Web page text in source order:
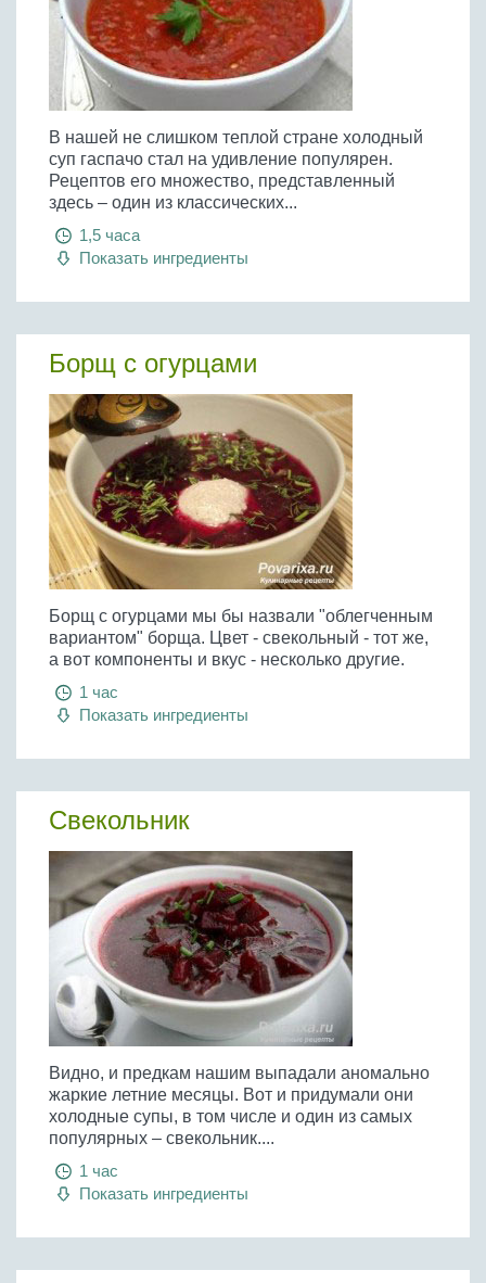
В нашей не слишком теплой стране холодный
суп гаспачо стал на удивление популярен.
Рецептов его множество, представленный
здесь – один из классических...
1,5 часа
Показать ингредиенты
Борщ с огурцами
Борщ с огурцами мы бы назвали "облегченным
вариантом" борща. Цвет - свекольный - тот же,
а вот компоненты и вкус - несколько другие.
1 час
Показать ингредиенты
Свекольник
Видно, и предкам нашим выпадали аномально
жаркие летние месяцы. Вот и придумали они
холодные супы, в том числе и один из самых
популярных – свекольник....
1 час
Показать ингредиенты